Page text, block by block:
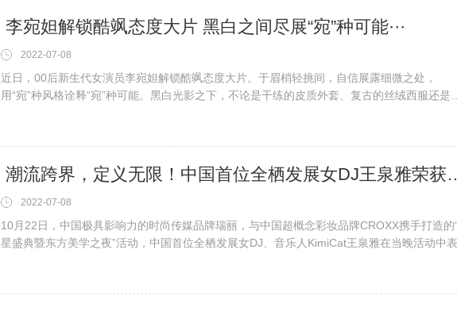
​ 李宛妲解锁酷飒态度大片 黑白之间尽展“宛”种可能···
2022-07-08
近日，00后新生代女演员李宛妲解锁酷飒态度大片。于眉梢轻挑间，自信展露细微之处，
用“宛”种风格诠释“宛”种可能。黑白光影之下，不论是干练的皮质外套、复古的丝绒西服还是夸
潮流跨界，定义无限！中国首位
2022-07-08
10月22日，中国极具影响力的时尚传媒品牌瑞丽，与中国超概念彩妆品牌CROXX携手打造的
星盛典暨东方美学之夜”活动，中国首位全栖发展女DJ、音乐人KimiCat王泉雅在当晚活动中表